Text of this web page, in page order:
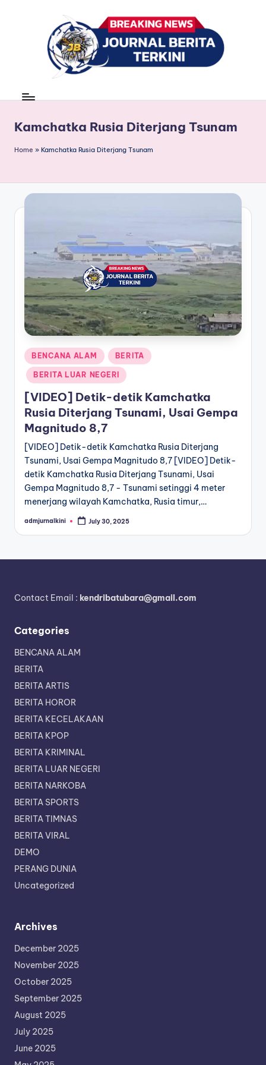
r
n
l
B
t
a
T
e
k
n
news
Kamchatka Rusia Diterjang Tsunam
Home » Kamchatka Rusia Diterjang Tsunam
Posted
in
BENCANA ALAM BERITA
BERITA LUAR NEGERI
[VIDEO] Detik-detik Kamchatka
Rusia Diterjang Tsunami, Usai Gempa
Magnitudo 8,7
[VIDEO] Detik-detik Kamchatka Rusia Diterjang
Tsunami, Usai Gempa Magnitudo 8,7 [VIDEO] Detik-
detik Kamchatka Rusia Diterjang Tsunami, Usai
Gempa Magnitudo 8,7 - Tsunami setinggi 4 meter
menerjang wilayah Kamchatka, Rusia timur,…
Posted
admjurnalkini July 30, 2025
Contact Email : kendribatubara@gmail.com
Categories
BENCANA ALAM
BERITA
BERITA ARTIS
BERITA HOROR
BERITA KECELAKAAN
BERITA KPOP
BERITA KRIMINAL
BERITA LUAR NEGERI
BERITA NARKOBA
BERITA SPORTS
BERITA TIMNAS
BERITA VIRAL
DEMO
PERANG DUNIA
Uncategorized
Archives
December 2025
November 2025
October 2025
September 2025
August 2025
July 2025
June 2025